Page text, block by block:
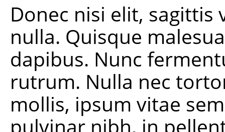
Donec nisi elit,
nulla. Quisque
dapibus. Nunc
rutrum. Nulla nec
mollis, ipsum vitae
pulvinar nibh, in